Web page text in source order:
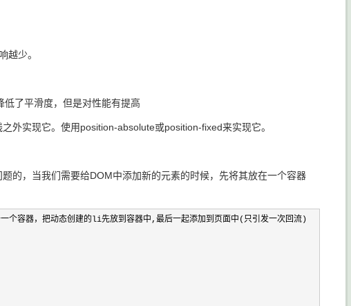
越少。
低了平滑度，但是对性能有提高
外实现它。使用position-absolute或position-fixed来实现它。
，当我们需要给DOM中添加新的元素的时候，先将其放在一个容器
器，把动态创建的li先放到容器中,最后一起添加到页面中(只引发一次回流)